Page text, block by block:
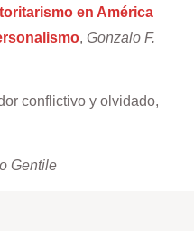
en América
, Gonzalo F.
conflictivo y olvidado,
Gentile